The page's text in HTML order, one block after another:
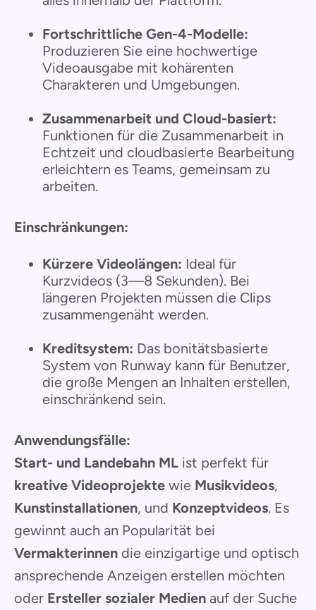
Fortschrittliche Gen-4-Modelle:
Produzieren Sie eine hochwertige
Videoausgabe mit kohärenten
Charakteren und Umgebungen.
Zusammenarbeit und Cloud-basiert:
Funktionen für die Zusammenarbeit in
Echtzeit und cloudbasierte Bearbeitung
erleichtern es Teams, gemeinsam zu
arbeiten.
Einschränkungen:
Kürzere Videolängen: Ideal für
Kurzvideos (3—8 Sekunden). Bei
längeren Projekten müssen die Clips
zusammengenäht werden.
Kreditsystem: Das bonitätsbasierte
System von Runway kann für Benutzer,
die große Mengen an Inhalten erstellen,
einschränkend sein.
Anwendungsfälle:
Start- und Landebahn ML ist perfekt für
kreative Videoprojekte wie Musikvideos,
Kunstinstallationen, und Konzeptvideos. Es
gewinnt auch an Popularität bei
Vermakterinnen die einzigartige und optisch
ansprechende Anzeigen erstellen möchten
oder Ersteller sozialer Medien auf der Suche